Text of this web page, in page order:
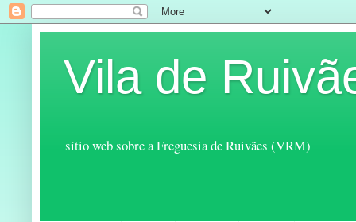
Vila de
sítio web sobre a Freguesia de Ruivães (VRM)